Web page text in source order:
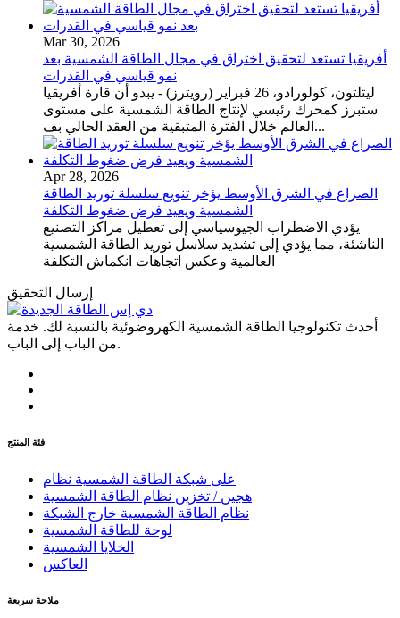
Mar 30, 2026
أفريقيا تستعد لتحقيق اختراق في مجال الطاقة الشمسية بعد
نمو قياسي في القدرات
ليتلتون، كولورادو، 26 فبراير (رويترز) - يبدو أن قارة أفريقيا
ستبرز كمحرك رئيسي لإنتاج الطاقة الشمسية على مستوى
العالم خلال الفترة المتبقية من العقد الحالي بف...
Apr 28, 2026
الصراع في الشرق الأوسط يؤخر تنويع سلسلة توريد الطاقة
الشمسية ويعيد فرض ضغوط التكلفة
يؤدي الاضطراب الجيوسياسي إلى تعطيل مراكز التصنيع
الناشئة، مما يؤدي إلى تشديد سلاسل توريد الطاقة الشمسية
العالمية وعكس اتجاهات انكماش التكلفة
إرسال التحقيق
أحدث تكنولوجيا الطاقة الشمسية الكهروضوئية بالنسبة لك. خدمة
من الباب إلى الباب.
فئة المنتج
على شبكة الطاقة الشمسية نظام
هجين / تخزين نظام الطاقة الشمسية
نظام الطاقة الشمسية خارج الشبكة
لوحة للطاقة الشمسية
الخلايا الشمسية
العاكس
ملاحة سريعة